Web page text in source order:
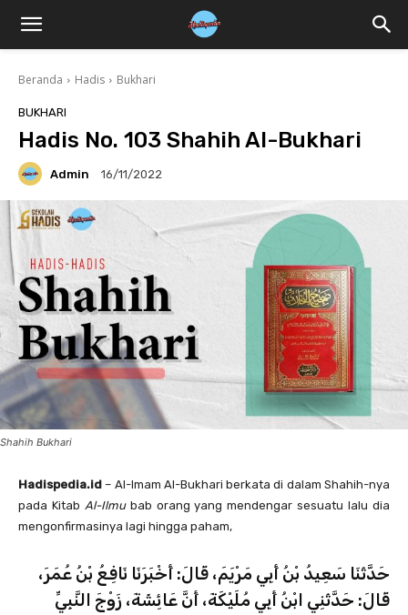
Beranda Hadis Bukhari
BUKHARI
Hadis No. 103 Shahih Al-Bukhari
Admin 16/11/2022
Shahih Bukhari
Hadispedia.id – Al-Imam Al-Bukhari berkata di dalam Shahih-nya
pada Kitab Al-Ilmubab orang yang mendengar sesuatu lalu dia
mengonfirmasinya lagi hingga paham,
حَدَّثَنَا سَعِيدُ بْنُ أَبِي مَرْيَمَ، قَالَ: أَخْبَرَنَا نَافِعُ بْنُ عُمَرَ،
قَالَ: حَدَّثَنِي ابْنُ أَبِي مُلَيْكَةَ، أَنَّ عَائِشَةَ، زَوْجَ النَّبِيِّ